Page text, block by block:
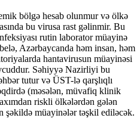
bölgə hesab olunmur və ölkə
bu virusa rast gəlinmir. Bu
rutin laborator müayinə
Azərbaycanda həm insan, həm
hantavirusun müayinəsi
Səhiyyə Nazirliyi bu
tutur və ÜST-lə qarşlıqlı
(məsələn, müvafiq klinik
riskli ölkələrdən gələn
müayinələr təşkil ediləcək.